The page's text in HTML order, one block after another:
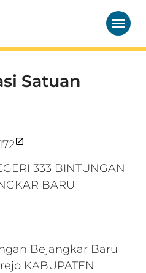
Satuan
333 BINTUNGAN
BARU
Bejangkar Baru
KABUPATEN